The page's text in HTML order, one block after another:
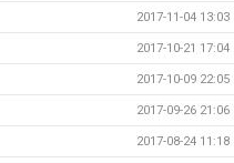
2017-11-04 13:03
2017-10-21 17:04
2017-10-09 22:05
2017-09-26 21:06
2017-08-24 11:18